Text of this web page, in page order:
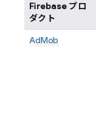
Firebase プロ
ダクト
AdMob